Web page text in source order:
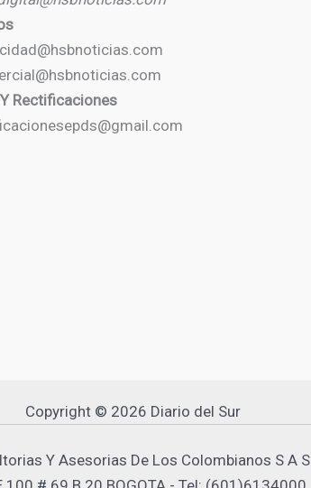
Y Rectificaciones
Copyright © 2026 Diario del Sur
Y Asesorias De Los Colombianos S A S